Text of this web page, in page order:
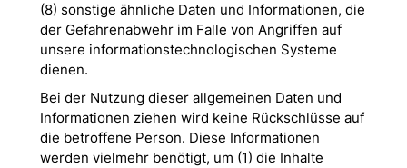
(8) sonstige ähnliche Daten und Informationen, die
der Gefahrenabwehr im Falle von Angriffen auf
unsere informationstechnologischen Systeme
dienen.
Bei der Nutzung dieser allgemeinen Daten und
Informationen ziehen wird keine Rückschlüsse auf
die betroffene Person. Diese Informationen
werden vielmehr benötigt, um (1) die Inhalte